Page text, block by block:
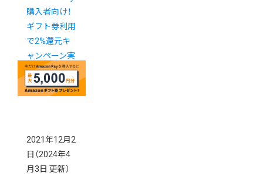
購入者向け！
ギフト券利用
で2%還元キ
ャンペーン実
施中
2021年12月2
日 （2024年4
月3日 更新）